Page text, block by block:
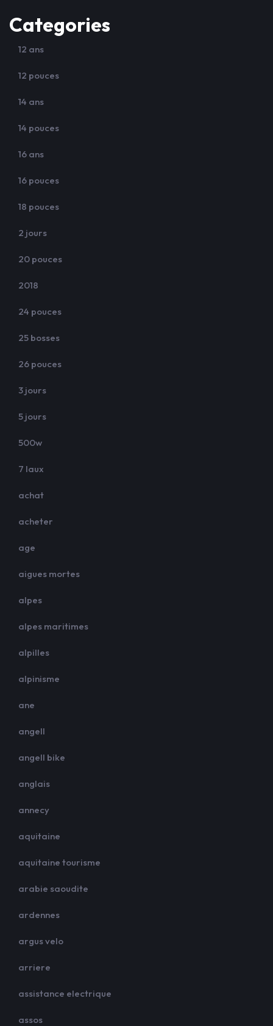
Categories
12 ans
12 pouces
14 ans
14 pouces
16 ans
16 pouces
18 pouces
2 jours
20 pouces
2018
24 pouces
25 bosses
26 pouces
3 jours
5 jours
500w
7 laux
achat
acheter
age
aigues mortes
alpes
alpes maritimes
alpilles
alpinisme
ane
angell
angell bike
anglais
annecy
aquitaine
aquitaine tourisme
arabie saoudite
ardennes
argus velo
arriere
assistance electrique
assos